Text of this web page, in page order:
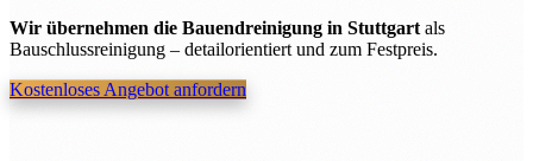
Wir übernehmen die Bauendreinigung in Stuttgart als
Bauschlussreinigung – detailorientiert und zum Festpreis.
Kostenloses Angebot anfordern